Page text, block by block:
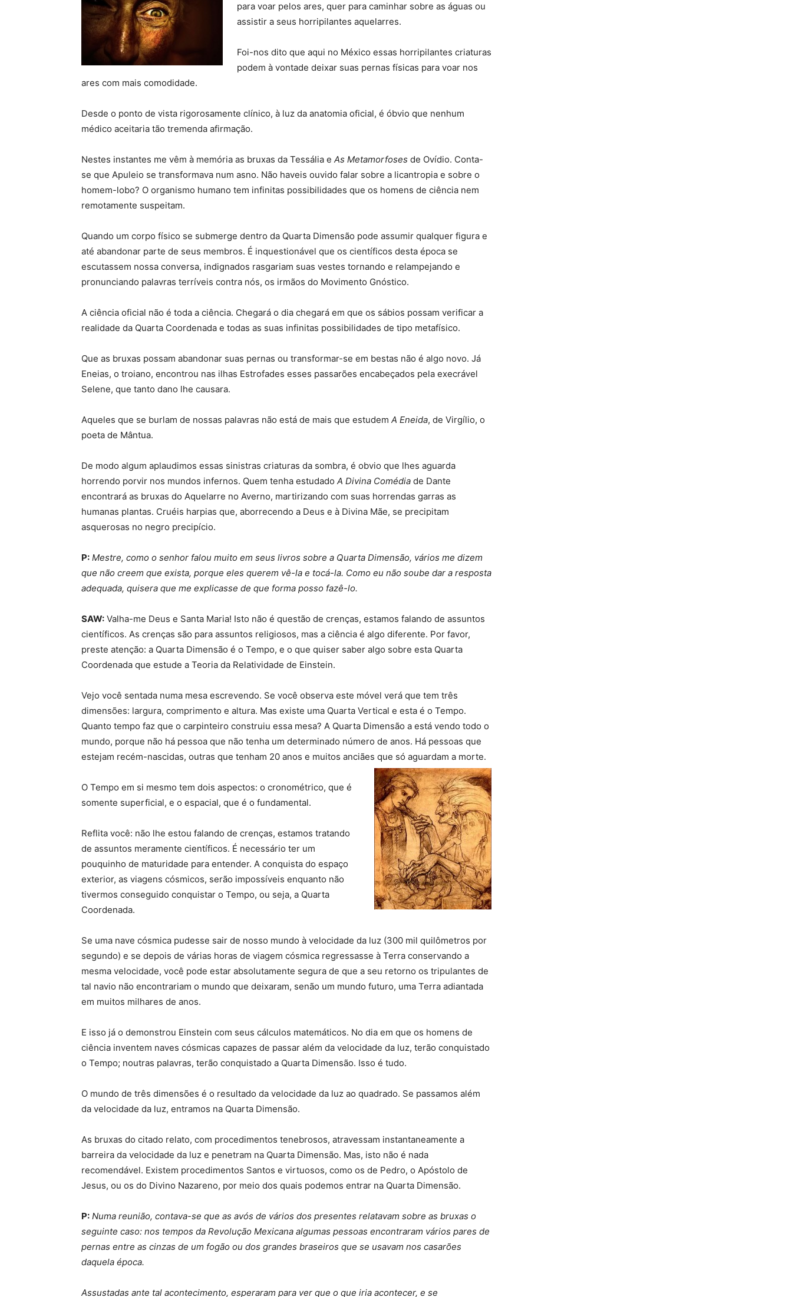
para voar pelos ares, quer para caminhar sobre as águas ou
assistir a seus horripilantes aquelarres.
Foi-nos dito que aqui no México essas horripilantes criaturas
podem à vontade deixar suas pernas físicas para voar nos
ares com mais comodidade.
Desde o ponto de vista rigorosamente clínico, à luz da anatomia oficial, é óbvio que nenhum
médico aceitaria tão tremenda afirmação.
Nestes instantes me vêm à memória as bruxas da Tessália e As Metamorfoses de Ovídio. Conta-
se que Apuleio se transformava num asno. Não haveis ouvido falar sobre a licantropia e sobre o
homem-lobo? O organismo humano tem infinitas possibilidades que os homens de ciência nem
remotamente suspeitam.
Quando um corpo físico se submerge dentro da Quarta Dimensão pode assumir qualquer figura e
até abandonar parte de seus membros. É inquestionável que os científicos desta época se
escutassem nossa conversa, indignados rasgariam suas vestes tornando e relampejando e
pronunciando palavras terríveis contra nós, os irmãos do Movimento Gnóstico.
A ciência oficial não é toda a ciência. Chegará o dia chegará em que os sábios possam verificar a
realidade da Quarta Coordenada e todas as suas infinitas possibilidades de tipo metafísico.
Que as bruxas possam abandonar suas pernas ou transformar-se em bestas não é algo novo. Já
Eneias, o troiano, encontrou nas ilhas Estrofades esses passarões encabeçados pela execrável
Selene, que tanto dano lhe causara.
Aqueles que se burlam de nossas palavras não está de mais que estudem A Eneida, de Virgílio, o
poeta de Mântua.
De modo algum aplaudimos essas sinistras criaturas da sombra, é obvio que lhes aguarda
horrendo porvir nos mundos infernos. Quem tenha estudado A Divina Comédia de Dante
encontrará as bruxas do Aquelarre no Averno, martirizando com suas horrendas garras as
humanas plantas. Cruéis harpias que, aborrecendo a Deus e à Divina Mãe, se precipitam
asquerosas no negro precipício.
P: Mestre, como o senhor falou muito em seus livros sobre a Quarta Dimensão, vários me dizem
que não creem que exista, porque eles querem vê-la e tocá-la. Como eu não soube dar a resposta
adequada, quisera que me explicasse de que forma posso fazê-lo.
SAW: Valha-me Deus e Santa Maria! Isto não é questão de crenças, estamos falando de assuntos
científicos. As crenças são para assuntos religiosos, mas a ciência é algo diferente. Por favor,
preste atenção: a Quarta Dimensão é o Tempo, e o que quiser saber algo sobre esta Quarta
Coordenada que estude a Teoria da Relatividade de Einstein.
Vejo você sentada numa mesa escrevendo. Se você observa este móvel verá que tem três
dimensões: largura, comprimento e altura. Mas existe uma Quarta Vertical e esta é o Tempo.
Quanto tempo faz que o carpinteiro construiu essa mesa? A Quarta Dimensão a está vendo todo o
mundo, porque não há pessoa que não tenha um determinado número de anos. Há pessoas que
estejam recém-nascidas, outras que tenham 20 anos e muitos anciães que só aguardam a morte.
O Tempo em si mesmo tem dois aspectos: o cronométrico, que é
somente superficial, e o espacial, que é o fundamental.
Reflita você: não lhe estou falando de crenças, estamos tratando
de assuntos meramente científicos. É necessário ter um
pouquinho de maturidade para entender. A conquista do espaço
exterior, as viagens cósmicos, serão impossíveis enquanto não
tivermos conseguido conquistar o Tempo, ou seja, a Quarta
Coordenada.
Se uma nave cósmica pudesse sair de nosso mundo à velocidade da luz (300 mil quilômetros por
segundo) e se depois de várias horas de viagem cósmica regressasse à Terra conservando a
mesma velocidade, você pode estar absolutamente segura de que a seu retorno os tripulantes de
tal navio não encontrariam o mundo que deixaram, senão um mundo futuro, uma Terra adiantada
em muitos milhares de anos.
E isso já o demonstrou Einstein com seus cálculos matemáticos. No dia em que os homens de
ciência inventem naves cósmicas capazes de passar além da velocidade da luz, terão conquistado
o Tempo; noutras palavras, terão conquistado a Quarta Dimensão. Isso é tudo.
O mundo de três dimensões é o resultado da velocidade da luz ao quadrado. Se passamos além
da velocidade da luz, entramos na Quarta Dimensão.
As bruxas do citado relato, com procedimentos tenebrosos, atravessam instantaneamente a
barreira da velocidade da luz e penetram na Quarta Dimensão. Mas, isto não é nada
recomendável. Existem procedimentos Santos e virtuosos, como os de Pedro, o Apóstolo de
Jesus, ou os do Divino Nazareno, por meio dos quais podemos entrar na Quarta Dimensão.
P: Numa reunião, contava-se que as avós de vários dos presentes relatavam sobre as bruxas o
seguinte caso: nos tempos da Revolução Mexicana algumas pessoas encontraram vários pares de
pernas entre as cinzas de um fogão ou dos grandes braseiros que se usavam nos casarões
daquela época.
Assustadas ante tal acontecimento, esperaram para ver que o que iria acontecer, e se